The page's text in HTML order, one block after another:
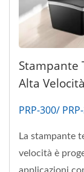
Stampante
Alta Velocità
PRP-300/
La stampante
velocità è